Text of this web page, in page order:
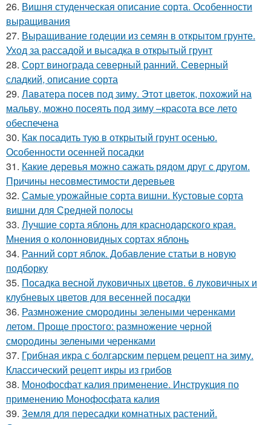
26. Вишня студенческая описание сорта. Особенности
выращивания
27. Выращивание годеции из семян в открытом грунте.
Уход за рассадой и высадка в открытый грунт
28. Сорт винограда северный ранний. Северный
сладкий, описание сорта
29. Лаватера посев под зиму. Этот цветок, похожий на
мальву, можно посеять под зиму –красота все лето
обеспечена
30. Как посадить тую в открытый грунт осенью.
Особенности осенней посадки
31. Какие деревья можно сажать рядом друг с другом.
Причины несовместимости деревьев
32. Самые урожайные сорта вишни. Кустовые сорта
вишни для Средней полосы
33. Лучшие сорта яблонь для краснодарского края.
Мнения о колонновидных сортах яблонь
34. Ранний сорт яблок. Добавление статьи в новую
подборку
35. Посадка весной луковичных цветов. 6 луковичных и
клубневых цветов для весенней посадки
36. Размножение смородины зелеными черенками
летом. Проще простого: размножение черной
смородины зелеными черенками
37. Грибная икра с болгарским перцем рецепт на зиму.
Классический рецепт икры из грибов
38. Монофосфат калия применение. Инструкция по
применению Монофосфата калия
39. Земля для пересадки комнатных растений.